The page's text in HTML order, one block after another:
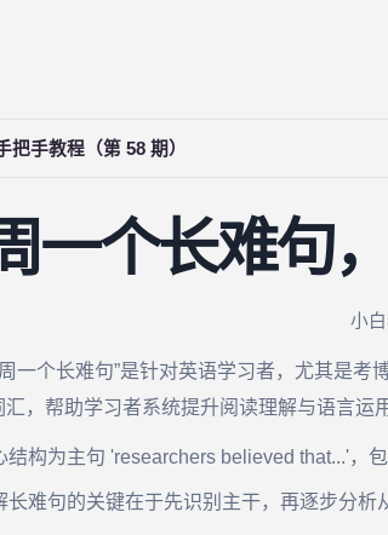
把手教程（第 58 期）
一个长难句
小
一个长难句”是针对英语学习者，尤其是
汇，帮助学习者系统提升阅读理解与语言运
结构为主句 'researchers believed that...'，
长难句的关键在于先识别主干，再逐步分析